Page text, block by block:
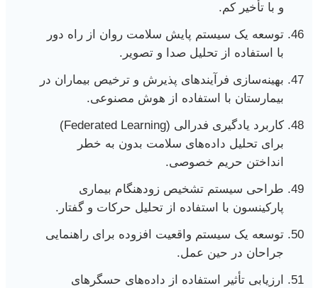
و با تأخیر کم.
توسعه یک سیستم پایش سلامت روان از راه دور
با استفاده از تحلیل صدا و تصویر.
بهینه‌سازی فرآیندهای پذیرش و ترخیص بیماران در
بیمارستان با استفاده از هوش مصنوعی.
کاربرد یادگیری فدرالی (Federated Learning)
برای تحلیل داده‌های سلامت بدون به خطر
انداختن حریم خصوصی.
طراحی سیستم تشخیص زودهنگام بیماری
پارکینسون با استفاده از تحلیل حرکات و گفتار.
توسعه یک سیستم واقعیت افزوده برای راهنمایی
جراحان در حین عمل.
ارزیابی تأثیر استفاده از داده‌های حسگرهای